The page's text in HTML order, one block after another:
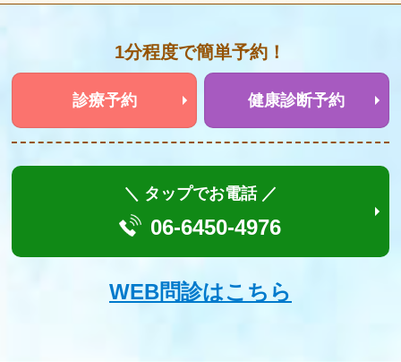
1分程度で簡単予約！
診療予約 健康診断予約
＼ タップでお電話 ／
06-6450-4976
WEB問診はこちら